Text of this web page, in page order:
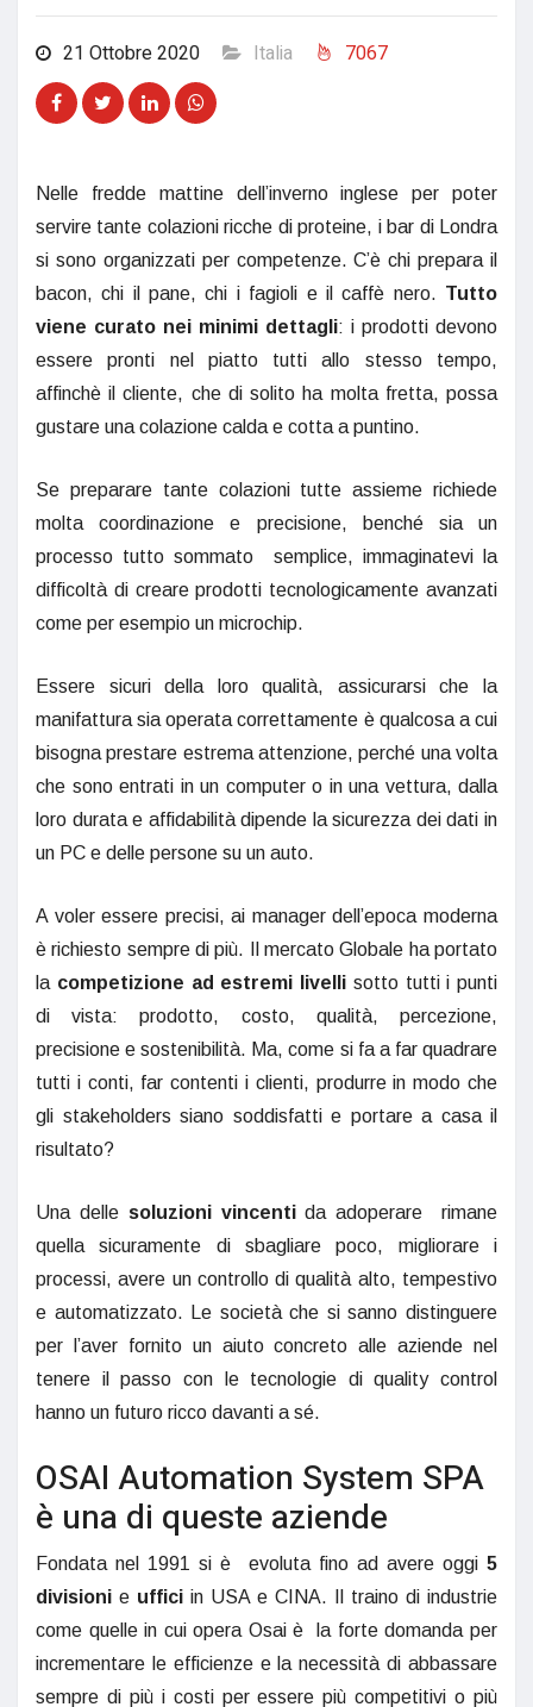
21 Ottobre 2020 Italia 7067
Nelle fredde mattine dell’inverno inglese per poter
servire tante colazioni ricche di proteine, i bar di Londra
si sono organizzati per competenze. C’è chi prepara il
bacon, chi il pane, chi i fagioli e il caffè nero. Tutto
viene curato nei minimi dettagli: i prodotti devono
essere pronti nel piatto tutti allo stesso tempo,
affinchè il cliente, che di solito ha molta fretta, possa
gustare una colazione calda e cotta a puntino.
Se preparare tante colazioni tutte assieme richiede
molta coordinazione e precisione, benché sia un
processo tutto sommato semplice, immaginatevi la
difficoltà di creare prodotti tecnologicamente avanzati
come per esempio un microchip.
Essere sicuri della loro qualità, assicurarsi che la
manifattura sia operata correttamente è qualcosa a cui
bisogna prestare estrema attenzione, perché una volta
che sono entrati in un computer o in una vettura, dalla
loro durata e affidabilità dipende la sicurezza dei dati in
un PC e delle persone su un auto.
A voler essere precisi, ai manager dell’epoca moderna
è richiesto sempre di più. Il mercato Globale ha portato
la competizione ad estremi livelli sotto tutti i punti
di vista: prodotto, costo, qualità, percezione,
precisione e sostenibilità. Ma, come si fa a far quadrare
tutti i conti, far contenti i clienti, produrre in modo che
gli stakeholders siano soddisfatti e portare a casa il
risultato?
Una delle soluzioni vincentida adoperare rimane
quella sicuramente di sbagliare poco, migliorare i
processi, avere un controllo di qualità alto, tempestivo
e automatizzato. Le società che si sanno distinguere
per l’aver fornito un aiuto concreto alle aziende nel
tenere il passo con le tecnologie di quality control
hanno un futuro ricco davanti a sé.
OSAI Automation System SPA
è una di queste aziende
Fondata nel 1991 si è evoluta fino ad avere oggi 5
divisioni e uffici in USA e CINA. Il traino di industrie
come quelle in cui opera Osai è la forte domanda per
incrementare le efficienze e la necessità di abbassare
sempre di più i costi per essere più competitivi o più